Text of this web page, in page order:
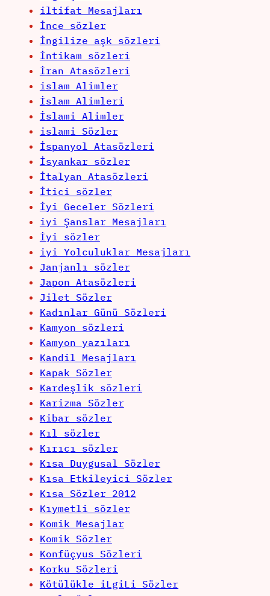
iltifat Mesajları
İnce sözler
İngilize aşk sözleri
İntikam sözleri
İran Atasözleri
islam Alimler
İslam Alimleri
İslami Alimler
islami Sözler
İspanyol Atasözleri
İsyankar sözler
İtalyan Atasözleri
İtici sözler
İyi Geceler Sözleri
iyi Şanslar Mesajları
İyi sözler
iyi Yolculuklar Mesajları
Janjanlı sözler
Japon Atasözleri
Jilet Sözler
Kadınlar Günü Sözleri
Kamyon sözleri
Kamyon yazıları
Kandil Mesajları
Kapak Sözler
Kardeşlik sözleri
Karizma Sözler
Kibar sözler
Kıl sözler
Kırıcı sözler
Kısa Duygusal Sözler
Kısa Etkileyici Sözler
Kısa Sözler 2012
Kıymetli sözler
Komik Mesajlar
Komik Sözler
Konfüçyus Sözleri
Korku Sözleri
Kötülükle iLgiLi Sözler